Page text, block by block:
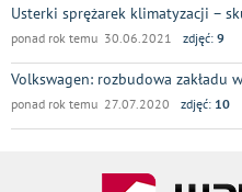
Usterki sprężarek klimatyzacji –
ponad rok temu 30.06.2021 zdjęć: 9
Volkswagen: rozbudowa zakładu
ponad rok temu 27.07.2020 zdjęć: 10